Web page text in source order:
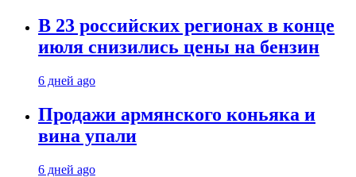
В 23 российских регионах в конце
июля снизились цены на бензин
6 дней ago
Продажи армянского коньяка и
вина упали
6 дней ago